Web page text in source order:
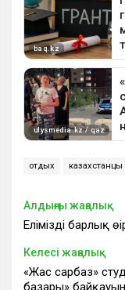
отдых казахстанцы
Алдыңғы жаңалық
Еліміздің барлық
Келесі жаңалық
«Жас сарбаз»
базары»